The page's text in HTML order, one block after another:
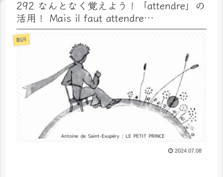
292 なんとなく覚えよう！「attendre」の
活用！ Mais il faut attendre…
動詞
2024.07.08